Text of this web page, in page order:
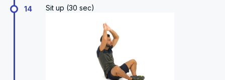
14 Sit up (30 sec)